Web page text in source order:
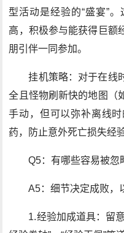
型活动是经验的“盛宴”
高，积极参与能获得巨额
朋引伴一同参加。
挂机策略：对于在线
全且怪物刷新快的地图（
手动，但可以弥补离线
药，防止意外死亡损失经验
Q5：有哪些容易被忽
A5：细节决定成败，
1.经验加成道具：留